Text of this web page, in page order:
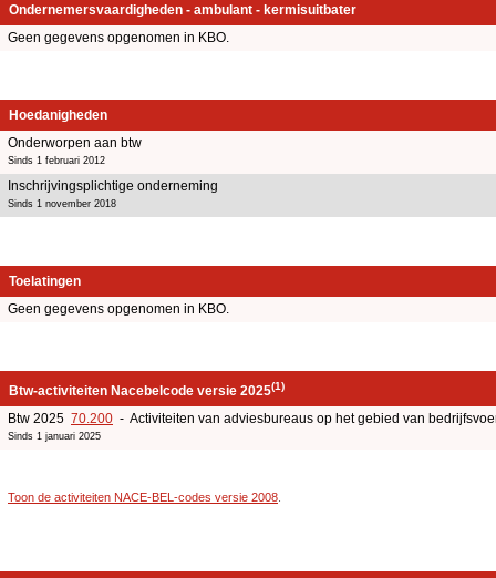
Ondernemersvaardigheden - ambulant - kermisuitbater
Geen gegevens opgenomen in KBO.
Hoedanigheden
Onderworpen aan btw
Sinds 1 februari 2012
Inschrijvingsplichtige onderneming
Sinds 1 november 2018
Toelatingen
Geen gegevens opgenomen in KBO.
Btw-activiteiten Nacebelcode versie 2025(1)
Btw 2025 70.200 - Activiteiten van adviesbureaus op het gebied van
Sinds 1 januari 2025
Toon de activiteiten NACE-BEL-codes versie 2008